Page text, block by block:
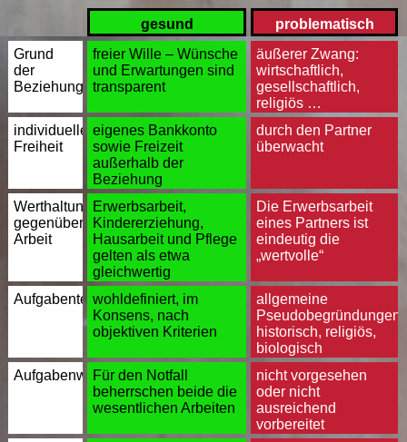
gesund
problematisch
Grund
der
Beziehung
freier Wille – Wünsche
und Erwartungen sind
transparent
äußerer Zwang:
wirtschaftlich,
gesellschaftlich,
religiös …
individuelle
Freiheit
eigenes Bankkonto
sowie Freizeit
außerhalb der
Beziehung
durch den Partner
überwacht
Werthaltung
gegenüber
Arbeit
Erwerbsarbeit,
Kindererziehung,
Hausarbeit und Pflege
gelten als etwa
gleichwertig
Die Erwerbsarbeit
eines Partners ist
eindeutig die
„wertvolle“
Aufgabenteilungwohldefiniert, im
Konsens, nach
objektiven Kriterien
allgemeine
Pseudobegründungen:
historisch, religiös,
biologisch
AufgabenwechselFür den Notfall
beherrschen beide die
wesentlichen Arbeiten
nicht vorgesehen
oder nicht
ausreichend
vorbereitet